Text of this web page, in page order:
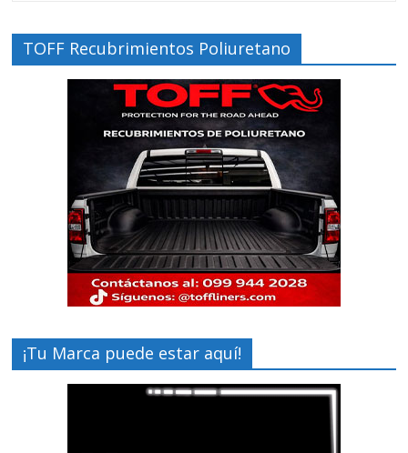
TOFF Recubrimientos Poliuretano
¡Tu Marca puede estar aquí!